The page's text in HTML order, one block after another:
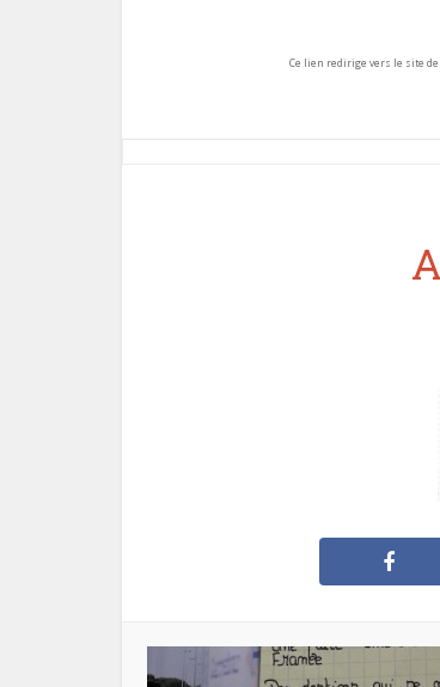
Ce lien redirige vers le site